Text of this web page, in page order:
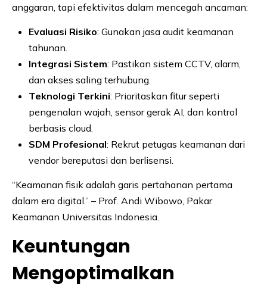
anggaran, tapi efektivitas dalam mencegah ancaman:
Evaluasi Risiko: Gunakan jasa audit keamanan
tahunan.
Integrasi Sistem: Pastikan sistem CCTV, alarm,
dan akses saling terhubung.
Teknologi Terkini: Prioritaskan fitur seperti
pengenalan wajah, sensor gerak AI, dan kontrol
berbasis cloud.
SDM Profesional: Rekrut petugas keamanan dari
vendor bereputasi dan berlisensi.
“Keamanan fisik adalah garis pertahanan pertama
dalam era digital.” – Prof. Andi Wibowo, Pakar
Keamanan Universitas Indonesia.
Keuntungan
Mengoptimalkan